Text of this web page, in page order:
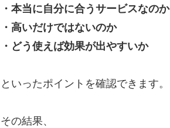
・本当に自分に合うサービスなのか
・高いだけではないのか
・どう使えば効果が出やすいか
といったポイントを確認できます。
その結果、